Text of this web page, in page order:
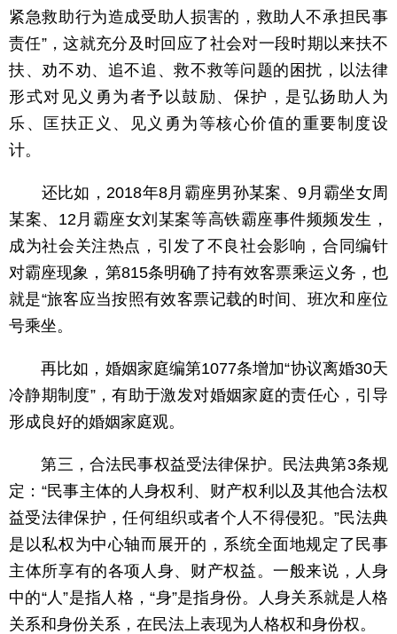
紧急救助行为造成受助人损害的，救助人不承担民事
责任”，这就充分及时回应了社会对一段时期以来扶不
扶、劝不劝、追不追、救不救等问题的困扰，以法律
形式对见义勇为者予以鼓励、保护，是弘扬助人为
乐、匡扶正义、见义勇为等核心价值的重要制度设
计。
还比如，2018年8月霸座男孙某案、9月霸坐女周
某案、12月霸座女刘某案等高铁霸座事件频频发生，
成为社会关注热点，引发了不良社会影响，合同编针
对霸座现象，第815条明确了持有效客票乘运义务，也
就是“旅客应当按照有效客票记载的时间、班次和座位
号乘坐。
再比如，婚姻家庭编第1077条增加“协议离婚30天
冷静期制度”，有助于激发对婚姻家庭的责任心，引导
形成良好的婚姻家庭观。
第三，合法民事权益受法律保护。民法典第3条规
定：“民事主体的人身权利、财产权利以及其他合法权
益受法律保护，任何组织或者个人不得侵犯。”民法典
是以私权为中心轴而展开的，系统全面地规定了民事
主体所享有的各项人身、财产权益。一般来说，人身
中的“人”是指人格，“身”是指身份。人身关系就是人格
关系和身份关系，在民法上表现为人格权和身份权。